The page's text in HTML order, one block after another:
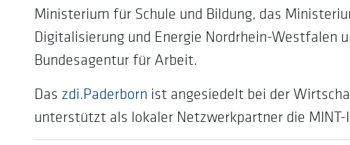
Ministerium für Schule und Bildung, das
Digitalisierung und Energie Nordrhein-Westfalen
Bundesagentur für Arbeit.
Das zdi.Paderborn ist angesiedelt bei der
unterstützt als lokaler Netzwerkpartner die